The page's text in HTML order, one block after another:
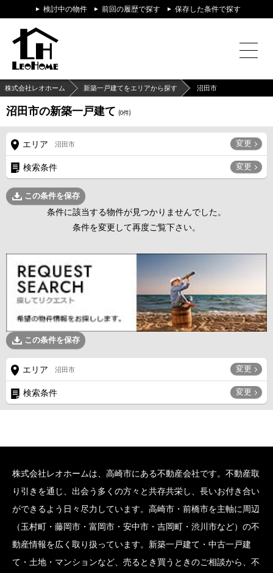
検討中の物件 前回の履歴で探す 保存した条件で探す
株式会社レオホーム 新築一戸建てをエリアから探す 沼田市
沼田市の新築一戸建て (0件)
エリア 沼田市 変更
検索条件 変更
この条件を保存
条件に該当する物件が見つかりませんでした。
条件を変更して再度ご覧下さい。
この条件を保存
エリア 沼田市 変更
検索条件 変更
株式会社レオホームは、高崎市にある不動産会社です。不動産取
り引きを通じ、出会う多くの方々と共存共栄し、長いお付き合い
ができるよう日々尽力しています。高崎市・前橋市を主軸に周辺
（玉村町・藤岡市・富岡市・安中市・吉岡町・渋川市など）の不
動産情報を広く取り扱っています。新築一戸建て・中古一戸建
て・土地・マンションなど、売るとき買うときのご相談から、不